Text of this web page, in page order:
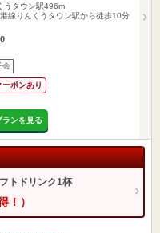
うタウン駅496m
線りんくうタウン駅から徒歩10分
会
ーポンあり
ンを見る
トドリンク1杯
！）